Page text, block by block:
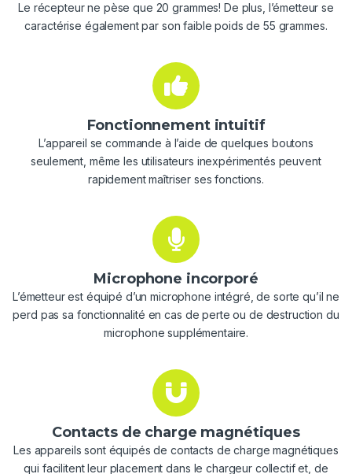
Le récepteur ne pèse que 20 grammes! De plus, l’émetteur se
caractérise également par son faible poids de 55 grammes.
Fonctionnement intuitif
L’appareil se commande à l’aide de quelques boutons
seulement, même les utilisateurs inexpérimentés peuvent
rapidement maîtriser ses fonctions.
Microphone incorporé
L’émetteur est équipé d’un microphone intégré, de sorte qu’il ne
perd pas sa fonctionnalité en cas de perte ou de destruction du
microphone supplémentaire.
Contacts de charge magnétiques
Les appareils sont équipés de contacts de charge magnétiques
qui facilitent leur placement dans le chargeur collectif et, de